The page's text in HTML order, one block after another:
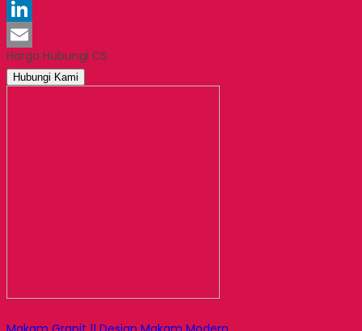
Pinterest
LinkedIn
Email
Harga Hubungi CS
Hubungi Kami